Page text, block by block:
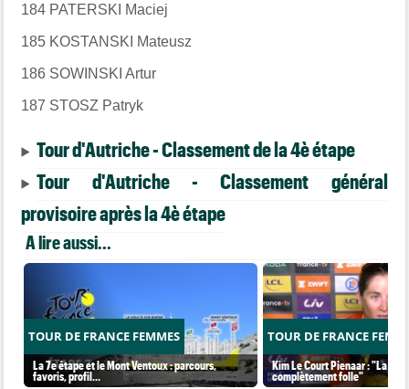
184 PATERSKI Maciej
185 KOSTANSKI Mateusz
186 SOWINSKI Artur
187 STOSZ Patryk
Tour d'Autriche - Classement de la 4è étape
Tour d'Autriche - Classement général
provisoire après la 4è étape
A lire aussi...
TOUR DE FRANCE FEMMES
La 7e étape et le Mont Ventoux : parcours,
favoris, profil…
TOUR DE FRANCE
Kim Le Court Pienaar : "La
complètement folle"